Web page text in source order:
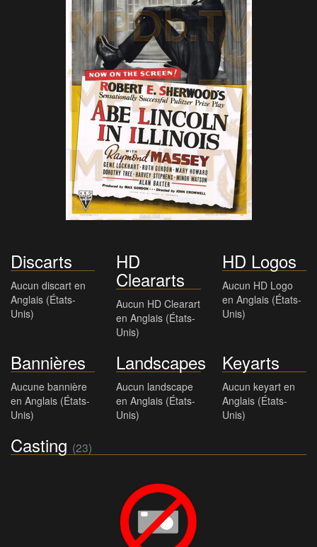
Discarts
Aucun discart en
Anglais (États-
Unis)
HD
Cleararts
Aucun HD Clearart
en Anglais (États-
Unis)
HD Logos
Aucun HD Logo
en Anglais (États-
Unis)
Bannières
Aucune bannière
en Anglais (États-
Unis)
Landscapes
Aucun landscape
en Anglais (États-
Unis)
Keyarts
Aucun keyart en
Anglais (États-
Unis)
Casting (23)